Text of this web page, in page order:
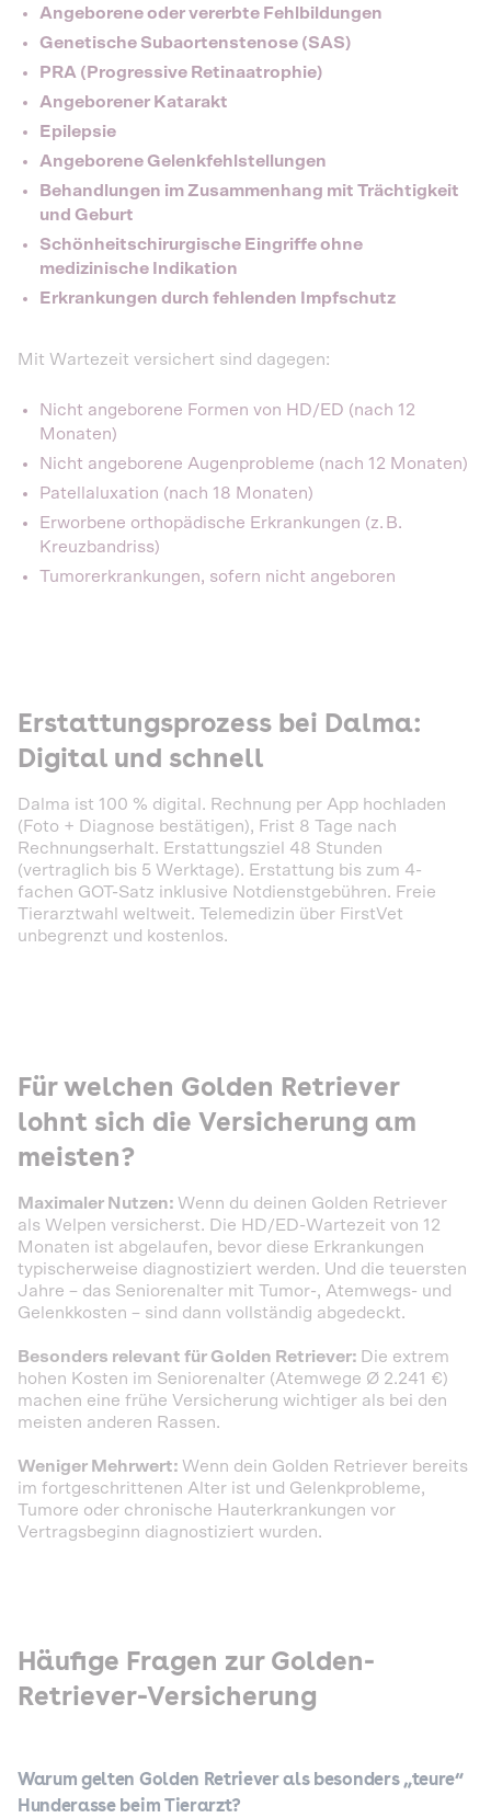
Angeborene oder vererbte Fehlbildungen
Genetische Subaortenstenose (SAS)
PRA (Progressive Retinaatrophie)
Angeborener Katarakt
Epilepsie
Angeborene Gelenkfehlstellungen
Behandlungen im Zusammenhang mit Trächtigkeit
und Geburt
Schönheitschirurgische Eingriffe ohne
medizinische Indikation
Erkrankungen durch fehlenden Impfschutz
Mit Wartezeit versichert sind dagegen:
Nicht angeborene Formen von HD/ED (nach 12
Monaten)
Nicht angeborene Augenprobleme (nach 12 Monaten)
Patellaluxation (nach 18 Monaten)
Erworbene orthopädische Erkrankungen (z. B.
Kreuzbandriss)
Tumorerkrankungen, sofern nicht angeboren
Erstattungsprozess bei Dalma:
Digital und schnell
Dalma ist 100 % digital. Rechnung per App hochladen
(Foto + Diagnose bestätigen), Frist 8 Tage nach
Rechnungserhalt. Erstattungsziel 48 Stunden
(vertraglich bis 5 Werktage). Erstattung bis zum 4-
fachen GOT-Satz inklusive Notdienstgebühren. Freie
Tierarztwahl weltweit. Telemedizin über FirstVet
unbegrenzt und kostenlos.
Für welchen Golden Retriever
lohnt sich die Versicherung am
meisten?
Maximaler Nutzen: Wenn du deinen Golden Retriever
als Welpen versicherst. Die HD/ED-Wartezeit von 12
Monaten ist abgelaufen, bevor diese Erkrankungen
typischerweise diagnostiziert werden. Und die teuersten
Jahre – das Seniorenalter mit Tumor-, Atemwegs- und
Gelenkkosten – sind dann vollständig abgedeckt.
Besonders relevant für Golden Retriever: Die extrem
hohen Kosten im Seniorenalter (Atemwege Ø 2.241 €)
machen eine frühe Versicherung wichtiger als bei den
meisten anderen Rassen.
Weniger Mehrwert: Wenn dein Golden Retriever bereits
im fortgeschrittenen Alter ist und Gelenkprobleme,
Tumore oder chronische Hauterkrankungen vor
Vertragsbeginn diagnostiziert wurden.
Häufige Fragen zur Golden-
Retriever-Versicherung
Warum gelten Golden Retriever als besonders „teure“
Hunderasse beim Tierarzt?